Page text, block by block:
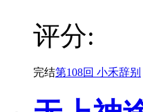
评分:
完结第108回 小禾辞别